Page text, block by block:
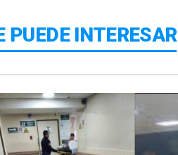
PUEDE INTERESAR